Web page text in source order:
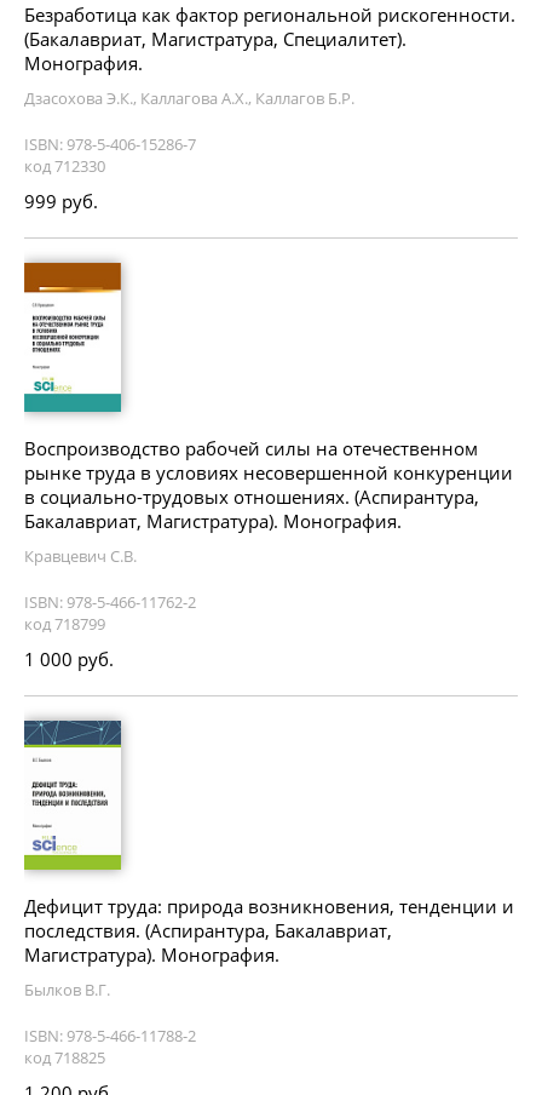
Безработица как фактор региональной рискогенности.
(Бакалавриат, Магистратура, Специалитет).
Монография.
Дзасохова Э.К., Каллагова А.Х., Каллагов Б.Р.
ISBN: 978-5-406-15286-7
код 712330
999 руб.
Воспроизводство рабочей силы на отечественном
рынке труда в условиях несовершенной конкуренции
в социально-трудовых отношениях. (Аспирантура,
Бакалавриат, Магистратура). Монография.
Кравцевич С.В.
ISBN: 978-5-466-11762-2
код 718799
1 000 руб.
Дефицит труда: природа возникновения, тенденции и
последствия. (Аспирантура, Бакалавриат,
Магистратура). Монография.
Былков В.Г.
ISBN: 978-5-466-11788-2
код 718825